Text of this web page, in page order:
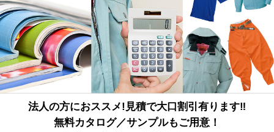
法人の方におススメ!見積で大口割引有ります‼
無料カタログ／サンプルもご用意！